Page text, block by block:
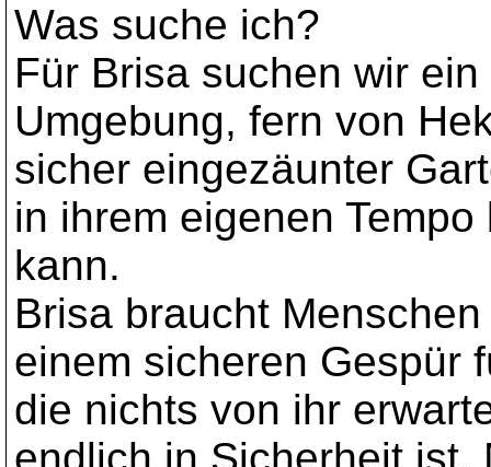
Was suche ich?
Für Brisa suchen wir
Umgebung, fern von
sicher eingezäunter
in ihrem eigenen
kann.
Brisa braucht
einem sicheren Gespür
die nichts von ihr